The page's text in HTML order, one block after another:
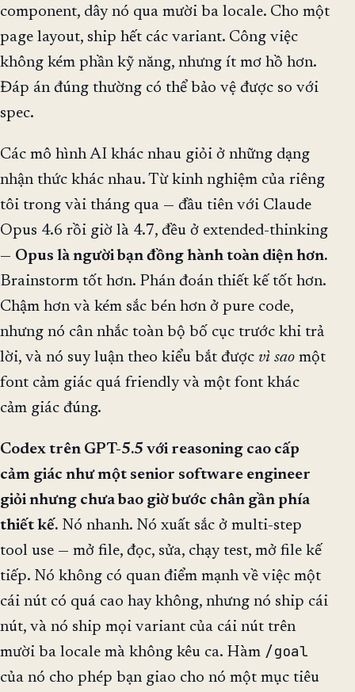
component, dây nó qua mười ba locale. Cho một
page layout, ship hết các variant. Công việc
không kém phần kỹ năng, nhưng ít mơ hồ hơn.
Đáp án đúng thường có thể bảo vệ được so với
spec.
Các mô hình AI khác nhau giỏi ở những dạng
nhận thức khác nhau. Từ kinh nghiệm của riêng
tôi trong vài tháng qua — đầu tiên với Claude
Opus 4.6 rồi giờ là 4.7, đều ở extended-thinking
— Opus là người bạn đồng hành toàn diện hơn.
Brainstorm tốt hơn. Phán đoán thiết kế tốt hơn.
Chậm hơn và kém sắc bén hơn ở pure code,
nhưng nó cân nhắc toàn bộ bố cục trước khi trả
lời, và nó suy luận theo kiểu bắt được vì sao một
font cảm giác quá friendly và một font khác
cảm giác đúng.
Codex trên GPT-5.5 với reasoning cao cấp
cảm giác như một senior software engineer
giỏi nhưng chưa bao giờ bước chân gần phía
thiết kế. Nó nhanh. Nó xuất sắc ở multi-step
tool use — mở file, đọc, sửa, chạy test, mở file kế
tiếp. Nó không có quan điểm mạnh về việc một
cái nút có quá cao hay không, nhưng nó ship cái
nút, và nó ship mọi variant của cái nút trên
mười ba locale mà không kêu ca. Hàm /goal
của nó cho phép bạn giao cho nó một mục tiêu